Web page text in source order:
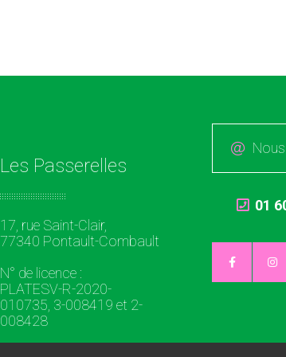
Les Passerelles
17, rue Saint-Clair,
77340 Pontault-Combault
N° de licence :
PLATESV-R-2020-
010735, 3-008419 et 2-
008428
01